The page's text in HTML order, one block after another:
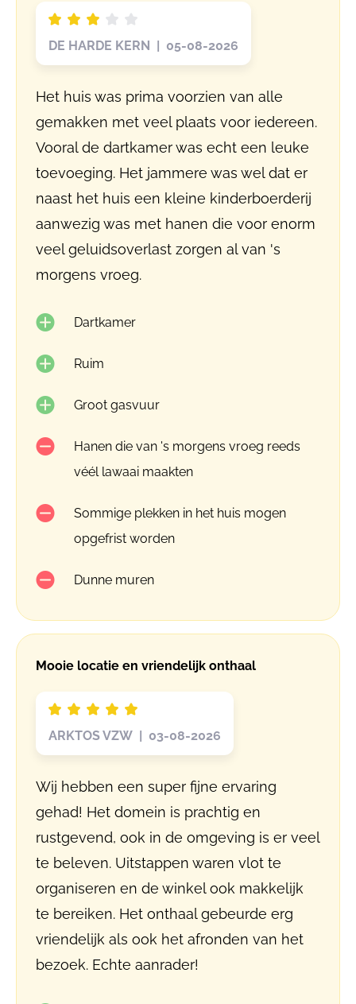
DE HARDE KERN | 05-08-2026
Het huis was prima voorzien van alle
gemakken met veel plaats voor iedereen.
Vooral de dartkamer was echt een leuke
toevoeging. Het jammere was wel dat er
naast het huis een kleine kinderboerderij
aanwezig was met hanen die voor enorm
veel geluidsoverlast zorgen al van 's
morgens vroeg.
Dartkamer
Ruim
Groot gasvuur
Hanen die van 's morgens vroeg reeds
véél lawaai maakten
Sommige plekken in het huis mogen
opgefrist worden
Dunne muren
Mooie locatie en vriendelijk onthaal
ARKTOS VZW | 03-08-2026
Wij hebben een super fijne ervaring
gehad! Het domein is prachtig en
rustgevend, ook in de omgeving is er veel
te beleven. Uitstappen waren vlot te
organiseren en de winkel ook makkelijk
te bereiken. Het onthaal gebeurde erg
vriendelijk als ook het afronden van het
bezoek. Echte aanrader!